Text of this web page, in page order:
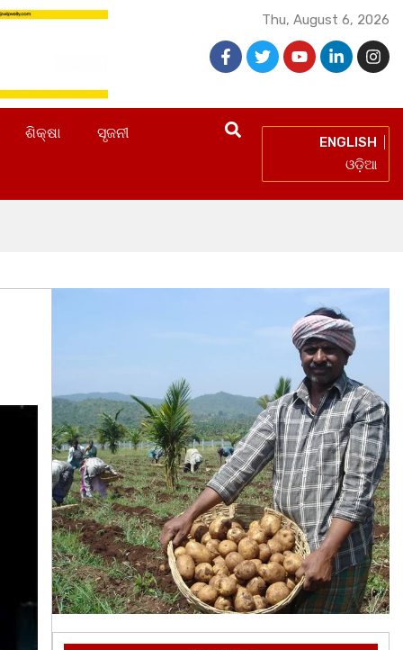
Thu, August 6, 2026
ଶିକ୍ଷା ସୃଜନୀ
ENGLISH
ଓଡ଼ିଆ